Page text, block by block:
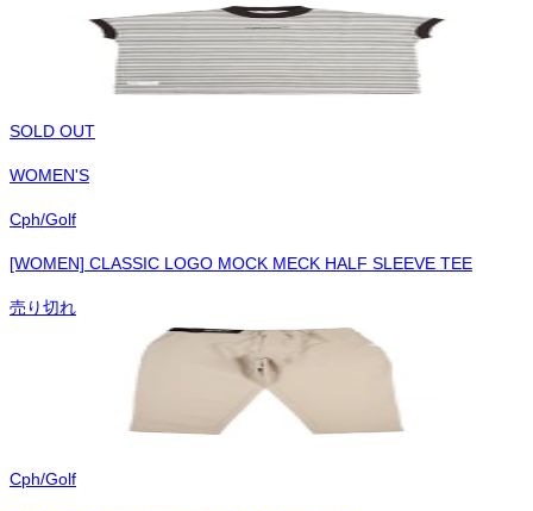
SOLD OUT
WOMEN'S
Cph/Golf
[WOMEN] CLASSIC LOGO MOCK MECK HALF SLEEVE TEE
売り切れ
Cph/Golf